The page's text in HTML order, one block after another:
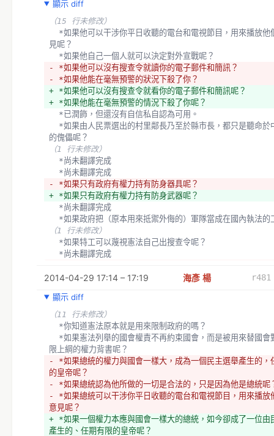
顯示 diff
（15 行未修改）
見呢？
  *如果他自己一個人就可以決定對外宣戰呢？
- *如果他可以沒有搜查令就讀你的電子郵件和簡訊？
- *如果他能在毫無預警的狀況下殺了你？
+ *如果他可以沒有搜查令就看你的電子郵件和簡訊呢？
+ *如果他能在毫無預警的情況下殺了你呢？
  *已潤飾，但還沒有自信私自認為可用。
的傀儡呢？
（1 行未修改）
  *尚未翻譯完成
  *尚未翻譯完成
- *如果只有政府有權力持有防身器具呢？
+ *如果只有政府有權力持有防身武器呢？
  *尚未翻譯完成
*如果政府把（原本用來抵禦外侮的）軍隊當成在國內執法的
（1 行未修改）
  *如果特工可以蔑視憲法自己出搜查令呢？
  *尚未翻譯完成
+ *如果只要政府想要，就可以隨時侵吞你的財產呢？
  *如果政府可以藉由貼「恐怖分子」的標籤來陷你入罪的話，你怎麼
辦？
（1 行未修改）
  *如果總統候選人表態支持刑求的話，你怎麼辦？
  *如果政府為了逮到你而刑求你的孩子，你怎麼辦？
- *如果有政府可以無視於你的清白、依法行政把你弄死，你怎
+ *如果有政府可以無視於你的清白、依法行政謝謝指教取你小
麼辦？
  *尚未翻譯完成
  *如果在監獄裏頭一半的人除了傷害自己以外，從來沒有傷害過任何人
呢？
（26 行未修改）
2014-04-29 17:14 – 17:19 海彥 楊
顯示 diff
（11 行未修改）
  *你知道憲法原本就是用來限制政府的嗎？
限上綱的權力背書呢？
- *如果總統的權力與國會一樣大，成為一個民主選舉產生的，
的皇帝呢？
- *如果總統認為他所做的一切是合法的，只是因為他是總統
- *如果總統可以干涉你平日收聽的電台和電視節目，用來播放
意見呢？
+ *如果一個權力本應與國會一樣大的總統，如今卻成了一位由
產生的、任期有限的皇帝呢？